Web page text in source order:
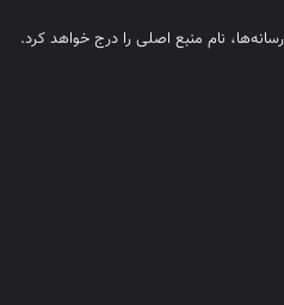
نام منبع اصلی را درج خواهد کرد.